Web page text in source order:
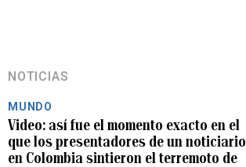
NOTICIAS
MUNDO
Video: así fue el momento exacto en el
que los presentadores de un noticiario
en Colombia sintieron el terremoto de